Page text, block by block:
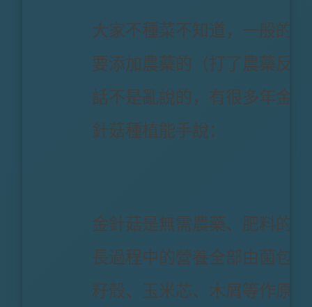
大家不種菜不知道，一般的
要添加農藥的（打了農藥反
話不是亂說的，有很多年金
針菇種植能手說：
金針菇是無需農藥、肥料的
長過程中的營養全部由菌包
籽殼、玉米芯、木屑等作原